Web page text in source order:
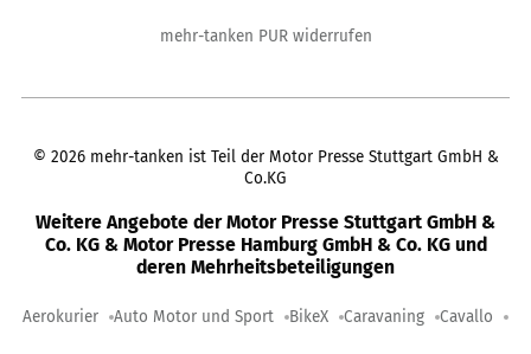
mehr-tanken PUR widerrufen
© 2026 mehr-tanken ist Teil der Motor Presse Stuttgart GmbH &
Co.KG
Weitere Angebote der Motor Presse Stuttgart GmbH &
Co. KG & Motor Presse Hamburg GmbH & Co. KG und
deren Mehrheitsbeteiligungen
Aerokurier Auto Motor und Sport BikeX Caravaning Cavallo